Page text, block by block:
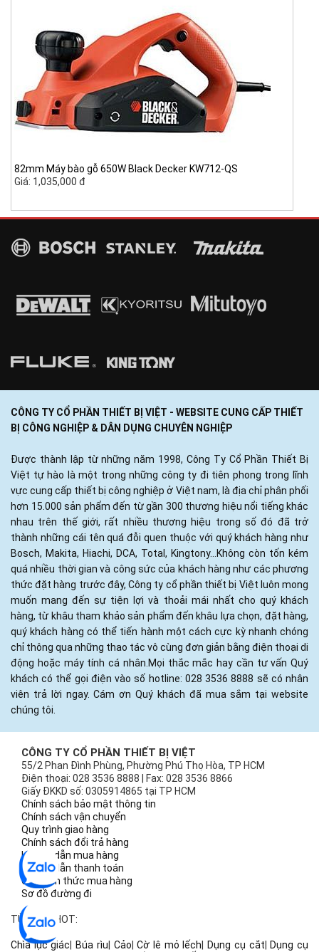
82mm Máy bào gỗ 650W Black Decker KW712-QS
Giá: 1,035,000 đ
CÔNG TY CỔ PHẦN THIẾT BỊ VIỆT - WEBSITE CUNG CẤP THIẾT
BỊ CÔNG NGHIỆP & DÂN DỤNG CHUYÊN NGHIỆP
Được thành lập từ những năm 1998, Công Ty Cổ Phần Thiết Bị
Việt tự hào là một trong những công ty đi tiên phong trong lĩnh
vực cung cấp thiết bị công nghiệp ở Việt nam, là địa chỉ phân phối
hơn 15.000 sản phẩm đến từ gần 300 thương hiệu nổi tiếng khác
nhau trên thế giới, rất nhiều thương hiệu trong số đó đã trở
thành những cái tên quá đỗi quen thuộc với quý khách hàng như
Bosch, Makita, Hiachi, DCA, Total, Kingtony...Không còn tốn kém
quá nhiều thời gian và công sức của khách hàng như các phương
thức đặt hàng trước đây, Công ty cổ phần thiết bị Việt luôn mong
muốn mang đến sự tiện lợi và thoải mái nhất cho quý khách
hàng, từ khâu tham khảo sản phẩm đến khâu lựa chọn, đặt hàng,
quý khách hàng có thể tiến hành một cách cực kỳ nhanh chóng
chỉ thông qua những thao tác vô cùng đơn giản bằng điện thoại di
động hoặc máy tính cá nhân.Mọi thắc mắc hay cần tư vấn Quý
khách có thể gọi điện vào số hotline: 028 3536 8888 sẽ có nhân
viên trả lời ngay. Cám ơn Quý khách đã mua sắm tại website
chúng tôi.
CÔNG TY CỔ PHẦN THIẾT BỊ VIỆT
55/2 Phan Đình Phùng, Phường Phú Thọ Hòa, TP HCM
Điện thoại: 028 3536 8888 | Fax: 028 3536 8866
Giấy ĐKKD số: 0305914865 tại TP HCM
Chính sách bảo mật thông tin
Chính sách vận chuyển
Quy trình giao hàng
Chính sách đổi trả hàng
Hướng dẫn mua hàng
Hướng dẫn thanh toán
Các hình thức mua hàng
Sơ đồ đường đi
TỪ KHÓA HOT:
Chìa lục giác Búa rìu Cảo |Cờ lê mỏ lếch Dụng cụ cắt
Dụng cụ